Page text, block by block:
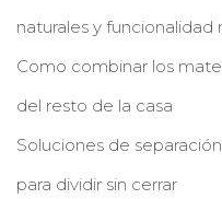
naturales y funcionalidad
Como combinar los
del resto de la casa
Soluciones de
para dividir sin cerrar